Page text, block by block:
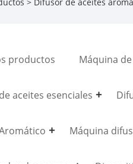
> Difusor de aceites
productos Máquina
aceites esenciales
Máquina